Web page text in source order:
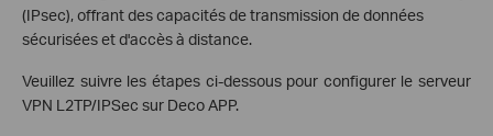
(IPsec), offrant des capacités de transmission de données
sécurisées et d'accès à distance.
Veuillez suivre les étapes ci-dessous pour configurer le serveur
VPN L2TP/IPSec sur Deco APP.